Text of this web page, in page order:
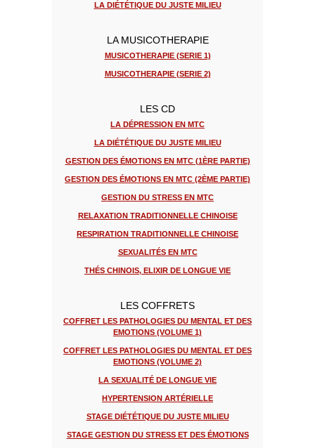
LA DIÉTÉTIQUE DU JUSTE MILIEU
LA MUSICOTHERAPIE
MUSICOTHERAPIE (SERIE 1)
MUSICOTHERAPIE (SERIE 2)
LES CD
LA DÉPRESSION EN MTC
LA DIÉTÉTIQUE DU JUSTE MILIEU
GESTION DES ÉMOTIONS EN MTC (1ÈRE PARTIE)
GESTION DES ÉMOTIONS EN MTC (2ÈME PARTIE)
GESTION DU STRESS EN MTC
RELAXATION TRADITIONNELLE CHINOISE
RESPIRATION TRADITIONNELLE CHINOISE
SEXUALITÉS EN MTC
THÉS CHINOIS, ELIXIR DE LONGUE VIE
LES COFFRETS
COFFRET LES PATHOLOGIES DU MENTAL ET DES
EMOTIONS (VOLUME 1)
COFFRET LES PATHOLOGIES DU MENTAL ET DES
EMOTIONS (VOLUME 2)
LA SEXUALITÉ DE LONGUE VIE
HYPERTENSION ARTÉRIELLE
STAGE DIÉTÉTIQUE DU JUSTE MILIEU
STAGE GESTION DU STRESS ET DES ÉMOTIONS